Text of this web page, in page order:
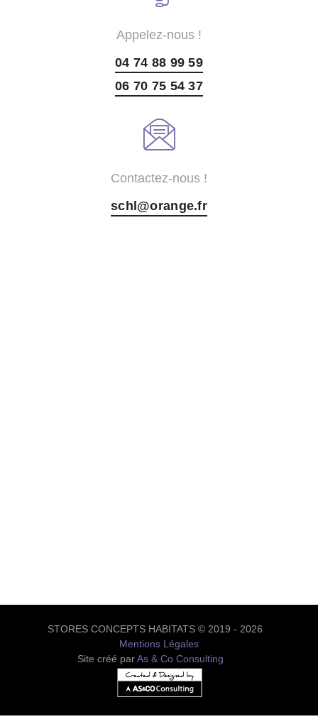
Appelez-nous !
04 74 88 99 59
06 70 75 54 37
Contactez-nous !
schl@orange.fr
STORES CONCEPTS HABITATS © 2019 - 2026
Mentions Légales
Site créé parAs & Co Consulting